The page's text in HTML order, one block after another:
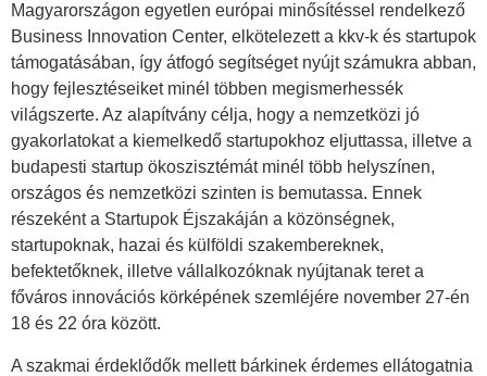
Magyarországon egyetlen európai minősítéssel rendelkező
Business Innovation Center, elkötelezett a kkv-k és startupok
támogatásában, így átfogó segítséget nyújt számukra abban,
hogy fejlesztéseiket minél többen megismerhessék
világszerte. Az alapítvány célja, hogy a nemzetközi jó
gyakorlatokat a kiemelkedő startupokhoz eljuttassa, illetve a
budapesti startup ökoszisztémát minél több helyszínen,
országos és nemzetközi szinten is bemutassa. Ennek
részeként a Startupok Éjszakáján a közönségnek,
startupoknak, hazai és külföldi szakembereknek,
befektetőknek, illetve vállalkozóknak nyújtanak teret a
főváros innovációs körképének szemléjére november 27-én
18 és 22 óra között.
A szakmai érdeklődők mellett bárkinek érdemes ellátogatnia